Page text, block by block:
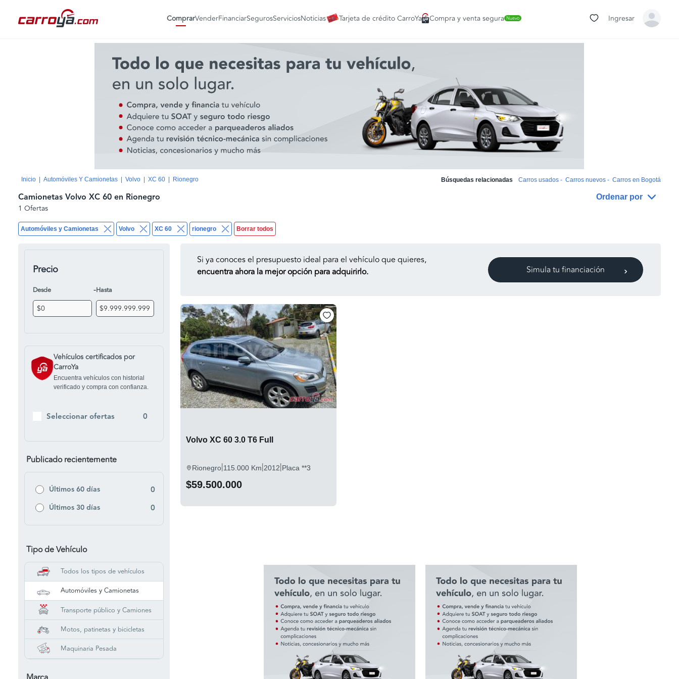
ComprarVenderFinanciarSegurosServiciosNoticias Tarjeta de crédito CarroYa Compra y venta segura Nuevo Ingresar
Inicio Automóviles Y Camionetas Volvo XC 60 Rionegro Búsquedas relacionadas Carros usados - Carros nuevos - Carros en Bogotá
Automóviles y Camionetas Volvo XC 60 rionegro Borrar todos
Camionetas Volvo XC 60 en Rionegro Ordenar por
1 Ofertas
Precio
Desde -Hasta
Vehículos certificados por
CarroYa
Encuentra vehículos con historial
verificado y compra con confianza.
Seleccionar ofertas 0
Publicado recientemente
Últimos 60 días 0
Últimos 30 días 0
Tipo de Vehículo
Todos los tipos de vehículos
Automóviles y Camionetas
Transporte público y Camiones
Motos, patinetas y bicicletas
Maquinaria Pesada
Si ya conoces el presupuesto ideal para el vehículo que quieres,
encuentra ahora la mejor opción para adquirirlo.
Simula tu financiación
Volvo XC 60 3.0 T6 Full
Rionegro|115.000 Km|2012|Placa **3
$59.500.000